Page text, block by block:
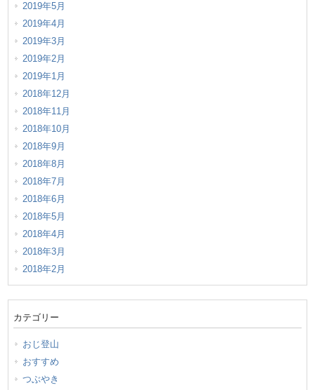
2019年5月
2019年4月
2019年3月
2019年2月
2019年1月
2018年12月
2018年11月
2018年10月
2018年9月
2018年8月
2018年7月
2018年6月
2018年5月
2018年4月
2018年3月
2018年2月
カテゴリー
おじ登山
おすすめ
つぶやき